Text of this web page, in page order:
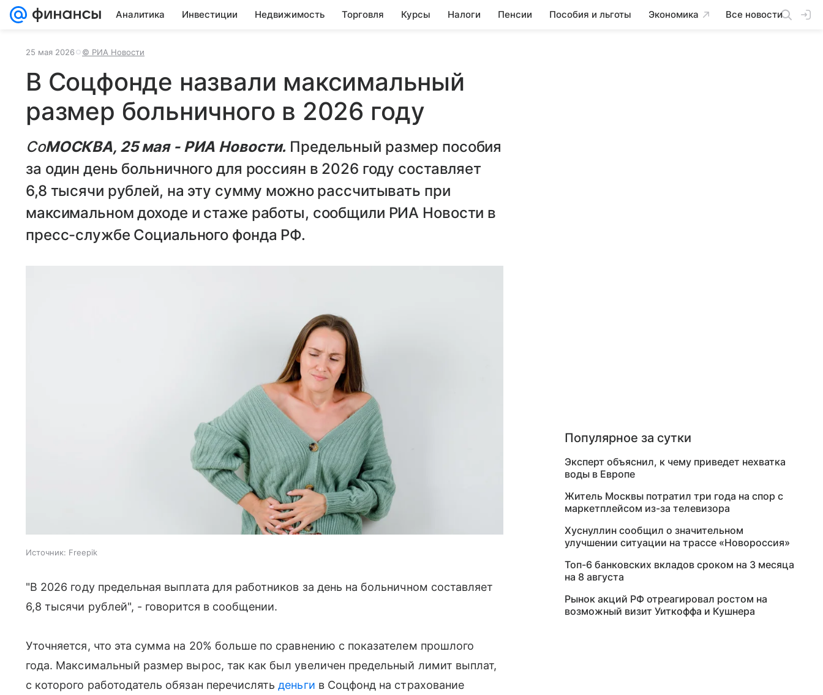
Аналитика Инвестиции Недвижимость Торговля Курсы Налоги Пенсии Пособия и льготы Экономика Все новости
25 мая 2026 © РИА Новости
В Соцфонде назвали максимальный
размер больничного в 2026 году
СоМОСКВА, 25 мая - РИА Новости. Предельный размер пособия
за один день больничного для россиян в 2026 году составляет
6,8 тысячи рублей, на эту сумму можно рассчитывать при
максимальном доходе и стаже работы, сообщили РИА Новости в
пресс-службе Социального фонда РФ.
Источник: Freepik
"В 2026 году предельная выплата для работников за день на больничном составляет
6,8 тысячи рублей", - говорится в сообщении.
Уточняется, что эта сумма на 20% больше по сравнению с показателем прошлого
года. Максимальный размер вырос, так как был увеличен предельный лимит выплат,
с которого работодатель обязан перечислятьденьги в Соцфонд на страхование
Популярное за сутки
Эксперт объяснил, к чему приведет нехватка
воды в Европе
Житель Москвы потратил три года на спор с
маркетплейсом из-за телевизора
Хуснуллин сообщил о значительном
улучшении ситуации на трассе «Новороссия»
Топ-6 банковских вкладов сроком на 3 месяца
на 8 августа
Рынок акций РФ отреагировал ростом на
возможный визит Уиткоффа и Кушнера